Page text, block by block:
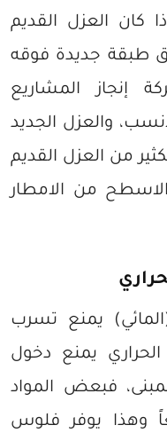
كان العزل القديم
طبقة جديدة فوقه
إنجاز المشاريع
والعزل الجديد
من العزل القديم
من الامطار
يمنع تسرب
الحراري يمنع دخول
فبعض المواد
وهذا يوفر فلوس